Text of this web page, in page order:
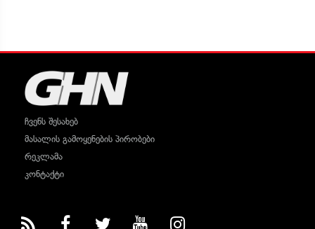
ჩვენს შესახებ
მასალის გამოყენების პირობები
რეკლამა
კონტაქტი